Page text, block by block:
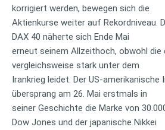
korrigiert werden, bewegen sich die
Aktienkurse weiter auf Rekordniveau.
DAX 40 näherte sich Ende Mai
erneut seinem Allzeithoch, obwohl
vergleichsweise stark unter dem
Irankrieg leidet. Der US-amerikanische
übersprang am 26. Mai erstmals in
seiner Geschichte die Marke von
Dow Jones und der japanische Nikkei